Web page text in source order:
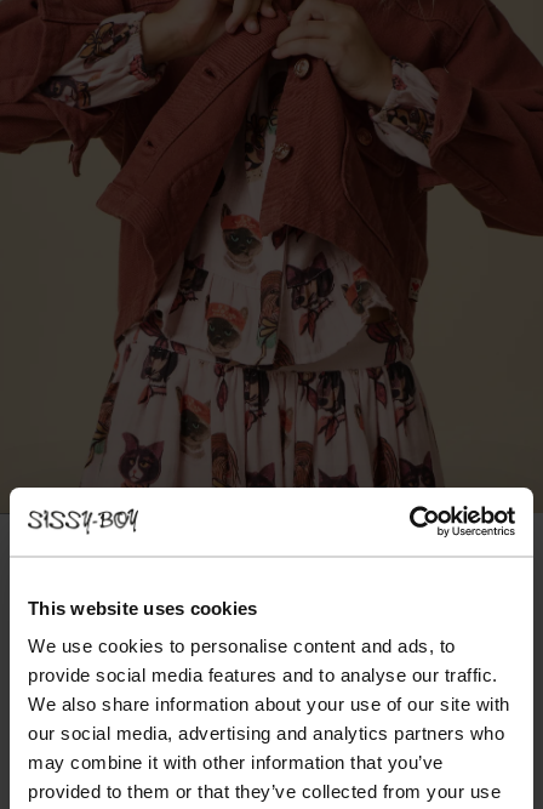
This website uses cookies
We use cookies to personalise content and ads, to
provide social media features and to analyse our traffic.
We also share information about your use of our site with
our social media, advertising and analytics partners who
may combine it with other information that you’ve
provided to them or that they’ve collected from your use
69.99
98-104 110-116 122-128 134-140 146-152